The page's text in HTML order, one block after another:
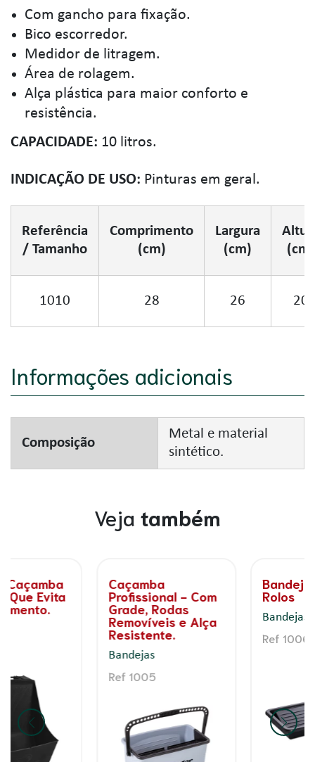
Com gancho para fixação.
Bico escorredor.
Medidor de litragem.
Área de rolagem.
Alça plástica para maior conforto e
resistência.
CAPACIDADE: 10 litros.
INDICAÇÃO DE USO: Pinturas em geral.
Referência
/ Tamanho
Comprimento
(cm)
Largura
(cm)
(cm)
1010 28 26 20
Informações adicionais
Composição
Metal e material
sintético.
Veja também
Bandeja para Big
Rolos
Bandejas
Bandeja Grande
Bandejas
Ref 997